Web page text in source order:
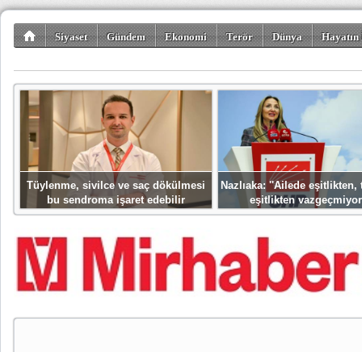
Siyaset Gündem Ekonomi Terör Dünya
Tüylenme, sivilce ve saç dökülmesi
bu sendroma işaret edebilir
Nazlıaka: ''Ailede eşitlikten,
eşitlikten